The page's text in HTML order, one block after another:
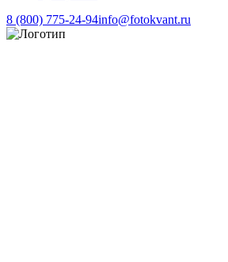
8 (800) 775-24-94info@fotokvant.ru